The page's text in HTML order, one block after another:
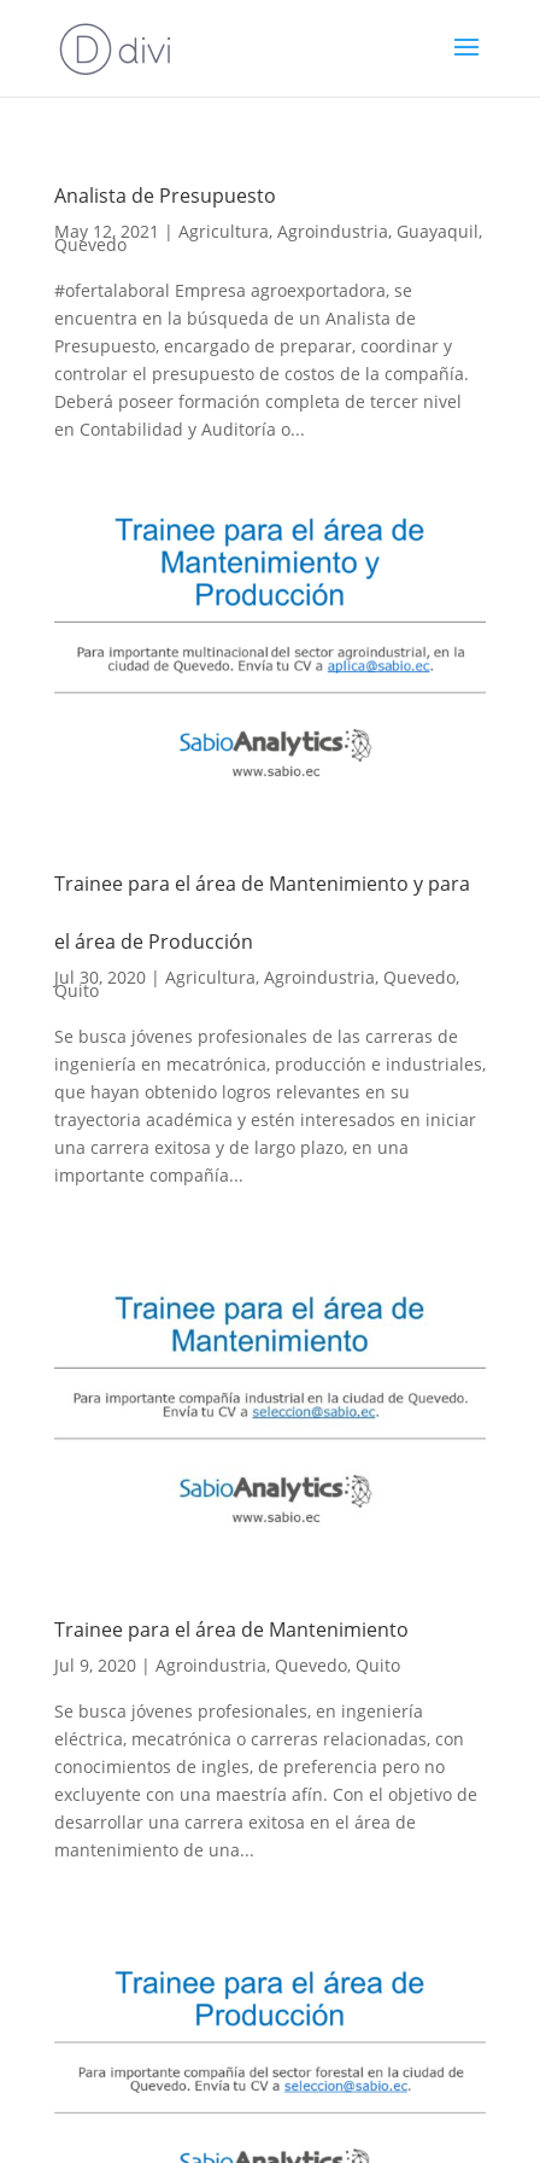
Analista de Presupuesto
May 12, 2021 | Agricultura, Agroindustria, Guayaquil,
Quevedo
#ofertalaboral Empresa agroexportadora, se
encuentra en la búsqueda de un Analista de
Presupuesto, encargado de preparar, coordinar y
controlar el presupuesto de costos de la compañía.
Deberá poseer formación completa de tercer nivel
en Contabilidad y Auditoría o...
Trainee para el área de Mantenimiento y para
el área de Producción
Jul 30, 2020| Agricultura, Agroindustria, Quevedo,
Quito
Se busca jóvenes profesionales de las carreras de
ingeniería en mecatrónica, producción e industriales,
que hayan obtenido logros relevantes en su
trayectoria académica y estén interesados en iniciar
una carrera exitosa y de largo plazo, en una
importante compañía...
Trainee para el área de Mantenimiento
Jul 9, 2020| Agroindustria, Quevedo, Quito
Se busca jóvenes profesionales, en ingeniería
eléctrica, mecatrónica o carreras relacionadas, con
conocimientos de ingles, de preferencia pero no
excluyente con una maestría afín. Con el objetivo de
desarrollar una carrera exitosa en el área de
mantenimiento de una...